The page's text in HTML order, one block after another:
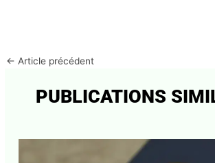
Enregistrer mon nom, mon e-mail et